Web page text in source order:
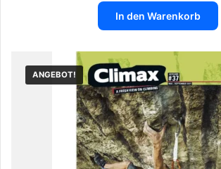
war:
€9,90
ist:
€4,50.
In den Warenkorb
ANGEBOT!